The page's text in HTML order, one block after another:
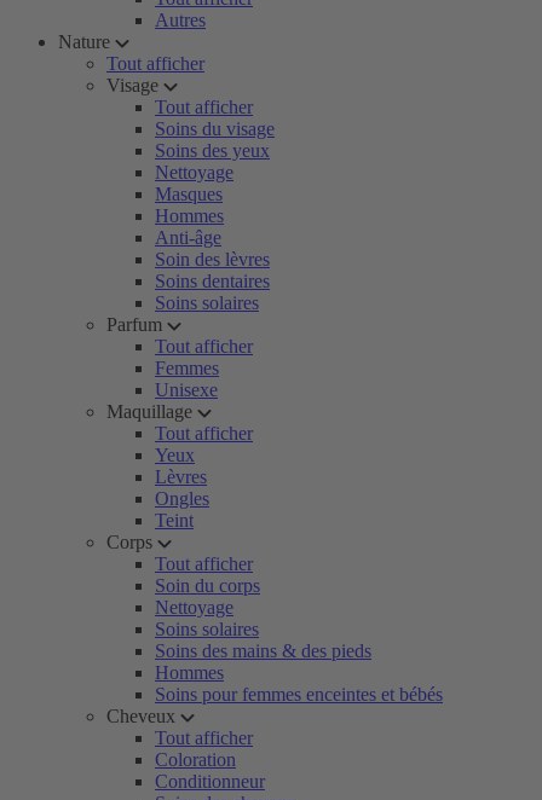
Autres
Nature
Tout afficher
Visage
Tout afficher
Soins du visage
Soins des yeux
Nettoyage
Masques
Hommes
Anti-âge
Soin des lèvres
Soins dentaires
Soins solaires
Parfum
Tout afficher
Femmes
Unisexe
Maquillage
Tout afficher
Yeux
Lèvres
Ongles
Teint
Corps
Tout afficher
Soin du corps
Nettoyage
Soins solaires
Soins des mains & des pieds
Hommes
Soins pour femmes enceintes et bébés
Cheveux
Tout afficher
Coloration
Conditionneur